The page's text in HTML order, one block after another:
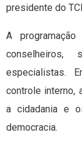
presidente do
A
especialistas.
controle interno,
a cidadania e
democracia.